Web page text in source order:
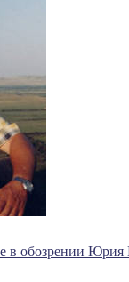
в обозрении Юрия